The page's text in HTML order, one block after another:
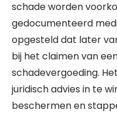
schade worden
gedocumenteerd
opgesteld dat later
bij het claimen van
schadevergoeding.
juridisch advies in te
beschermen en